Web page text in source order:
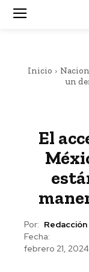
Inicio
un
El
Por: Redacción
Fecha:
febrero 21, 2024